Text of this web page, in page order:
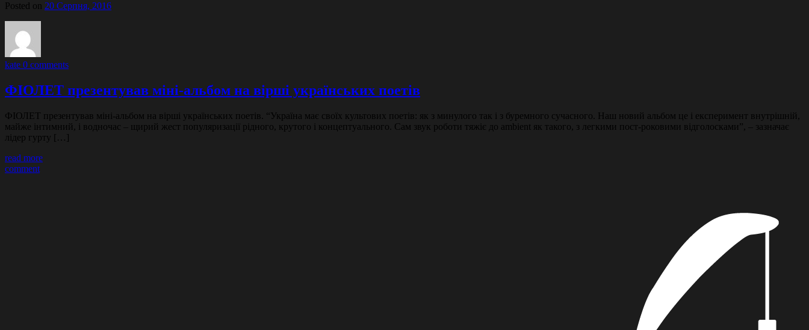
Posted on 20 Серпня, 2016
kate 0 comments
ФІОЛЕТ презентував міні-альбом на вірші українських поетів
ФІОЛЕТ презентував міні-альбом на вірші українських поетів. “Україна має своїх культових поетів: як з минулого так і з буремного сучасного. Наш новий альбом це і експеримент внутрішній,
майже інтимний, і водночас – щирий жест популяризації рідного, крутого і концептуального. Сам звук роботи тяжіє до ambient як такого, з легкими пост-роковими відголосками”, – зазначає
лідер гурту […]
read more
comment